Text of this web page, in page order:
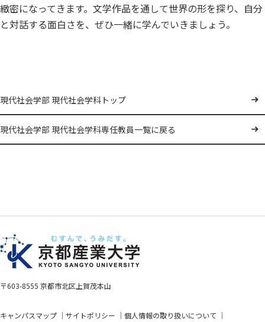
緻密になってきます。文学作品を通して世界の形を探り、自分
と対話する面白さを、ぜひ一緒に学んでいきましょう。
現代社会学部 現代社会学科トップ
現代社会学部 現代社会学科専任教員一覧に戻る
〒603-8555 京都市北区上賀茂本山
キャンパスマップ サイトポリシー 個人情報の取り扱いについて